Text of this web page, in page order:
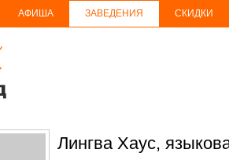
АФИША ЗАВЕДЕНИЯ СКИДКИ
Лингва Хаус,